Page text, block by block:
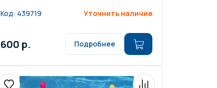
Код: 439719 Уточнить наличие
600 р. Подробнее